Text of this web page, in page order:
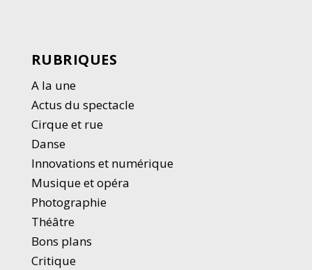
RUBRIQUES
A la une
Actus du spectacle
Cirque et rue
Danse
Innovations et numérique
Musique et opéra
Photographie
Théâtre
Bons plans
Critique